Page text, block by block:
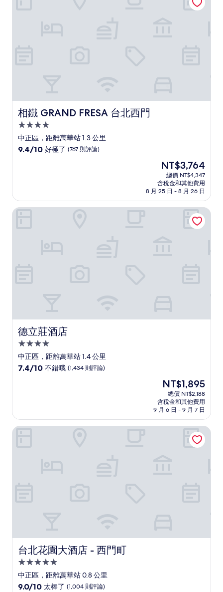
相鐵 GRAND FRESA 台北西門
相鐵 GRAND FRESA 台北西門
4.0
星
級
中正區，距離萬華站 1.3 公里
9.4
好
極
9.4/10 好極了 (767 則評論)
現
在
價
格
為
NT$3,764
NT$3,764
總價 NT$4,347
含稅金和其他費用
8 月 25 日 - 8 月 26 日
德立莊酒店
德立莊酒店
4.0
星
級
中正區，距離萬華站 1.4 公里
7.4
不
錯
7.4/10 不錯哦 (1,434 則評論)
現
在
價
格
為
NT$1,895
NT$1,895
總價 NT$2,188
含稅金和其他費用
9 月 6 日 - 9 月 7 日
德立莊酒店
台北花園大酒店 - 西門町
台北花園大酒店 - 西門町
5.0
星
級
中正區，距離萬華站 0.8 公里
9.0
9.0/10 太棒了 (1,004 則評論)
台北花園大酒店 - 西門町